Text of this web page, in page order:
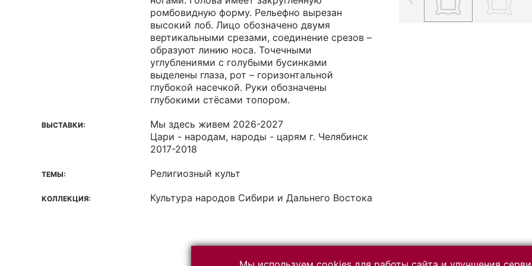
ромбовидную форму. Рельефно вырезан
высокий лоб. Лицо обозначено двумя
вертикальными срезами, соединение срезов –
образуют линию носа. Точечными
углублениями с голубыми бусинками
выделены глаза, рот – горизонтальной
глубокой насечкой. Руки обозначены
глубокими стёсами топором.
ВЫСТАВКИ:
Мы здесь живем 2026-2027
Цари - народам, народы - царям г. Челябинск
2017-2018
ТЕМЫ: Религиозный культ
КОЛЛЕКЦИЯ: Культура народов Сибири и Дальнего Востока